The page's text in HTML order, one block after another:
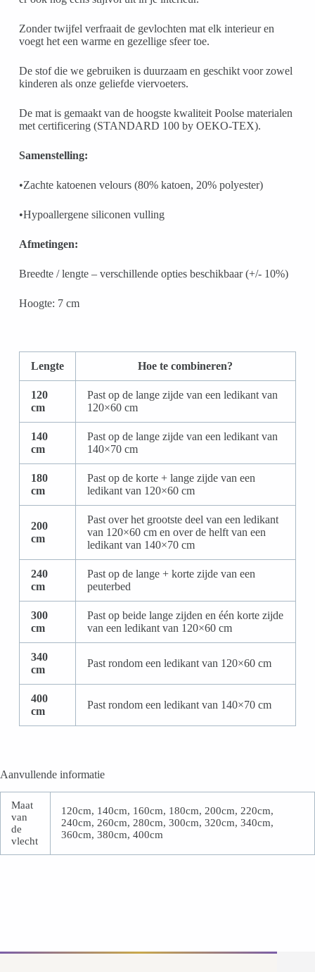
Zonder twijfel verfraait de gevlochten mat elk interieur en
voegt het een warme en gezellige sfeer toe.
De stof die we gebruiken is duurzaam en geschikt voor zowel
kinderen als onze geliefde viervoeters.
De mat is gemaakt van de hoogste kwaliteit Poolse materialen
met certificering (STANDARD 100 by OEKO-TEX).
Samenstelling:
•Zachte katoenen velours (80% katoen, 20% polyester)
•Hypoallergene siliconen vulling
Afmetingen:
Breedte / lengte – verschillende opties beschikbaar (+/- 10%)
Hoogte: 7 cm
Lengte Hoe te combineren?
120
cm
Past op de lange zijde van een ledikant van
120×60 cm
140
cm
Past op de lange zijde van een ledikant van
140×70 cm
180
cm
Past op de korte + lange zijde van een
ledikant van 120×60 cm
200
cm
Past over het grootste deel van een ledikant
van 120×60 cm en over de helft van een
ledikant van 140×70 cm
240
cm
Past op de lange + korte zijde van een
peuterbed
300
cm
Past op beide lange zijden en één korte zijde
van een ledikant van 120×60 cm
340
cm
Past rondom een ledikant van 120×60 cm
400
cm
Past rondom een ledikant van 140×70 cm
Aanvullende informatie
Maat
van
de
vlecht
120cm, 140cm, 160cm, 180cm, 200cm, 220cm,
240cm, 260cm, 280cm, 300cm, 320cm, 340cm,
360cm, 380cm, 400cm